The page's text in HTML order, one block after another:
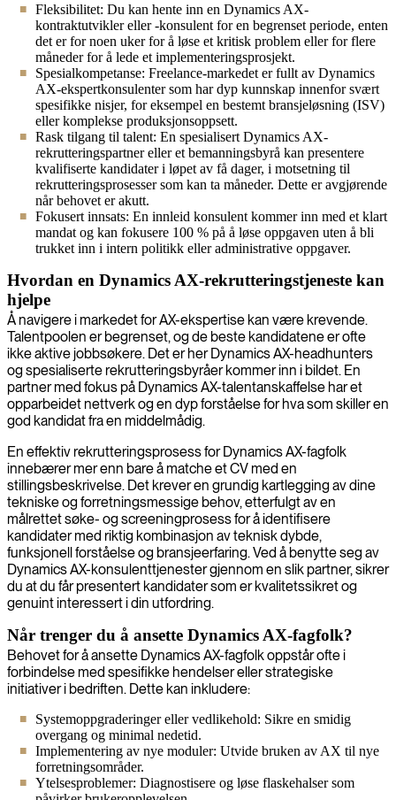
Fleksibilitet: Du kan hente inn en Dynamics AX-
kontraktutvikler eller -konsulent for en begrenset periode, enten
det er for noen uker for å løse et kritisk problem eller for flere
måneder for å lede et implementeringsprosjekt.
Spesialkompetanse: Freelance-markedet er fullt av Dynamics
AX-ekspertkonsulenter som har dyp kunnskap innenfor svært
spesifikke nisjer, for eksempel en bestemt bransjeløsning (ISV)
eller komplekse produksjonsoppsett.
Rask tilgang til talent: En spesialisert Dynamics AX-
rekrutteringspartner eller et bemanningsbyrå kan presentere
kvalifiserte kandidater i løpet av få dager, i motsetning til
rekrutteringsprosesser som kan ta måneder. Dette er avgjørende
når behovet er akutt.
Fokusert innsats: En innleid konsulent kommer inn med et klart
mandat og kan fokusere 100 % på å løse oppgaven uten å bli
trukket inn i intern politikk eller administrative oppgaver.
Hvordan en Dynamics AX-rekrutteringstjeneste kan
hjelpe
Å navigere i markedet for AX-ekspertise kan være krevende.
Talentpoolen er begrenset, og de beste kandidatene er ofte
ikke aktive jobbsøkere. Det er her Dynamics AX-headhunters
og spesialiserte rekrutteringsbyråer kommer inn i bildet. En
partner med fokus på Dynamics AX-talentanskaffelse har et
opparbeidet nettverk og en dyp forståelse for hva som skiller en
god kandidat fra en middelmådig.
En effektiv rekrutteringsprosess for Dynamics AX-fagfolk
innebærer mer enn bare å matche et CV med en
stillingsbeskrivelse. Det krever en grundig kartlegging av dine
tekniske og forretningsmessige behov, etterfulgt av en
målrettet søke- og screeningprosess for å identifisere
kandidater med riktig kombinasjon av teknisk dybde,
funksjonell forståelse og bransjeerfaring. Ved å benytte seg av
Dynamics AX-konsulenttjenester gjennom en slik partner, sikrer
du at du får presentert kandidater som er kvalitetssikret og
genuint interessert i din utfordring.
Når trenger du å ansette Dynamics AX-fagfolk?
Behovet for å ansette Dynamics AX-fagfolk oppstår ofte i
forbindelse med spesifikke hendelser eller strategiske
initiativer i bedriften. Dette kan inkludere:
Systemoppgraderinger eller vedlikehold: Sikre en smidig
overgang og minimal nedetid.
Implementering av nye moduler: Utvide bruken av AX til nye
forretningsområder.
Ytelsesproblemer: Diagnostisere og løse flaskehalser som